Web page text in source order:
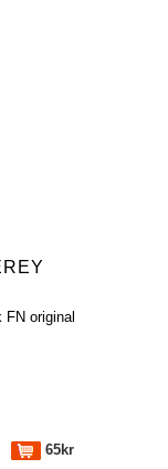
original
65kr